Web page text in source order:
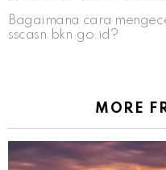
Bagaimana cara
sscasn.bkn.go.id?
MORE